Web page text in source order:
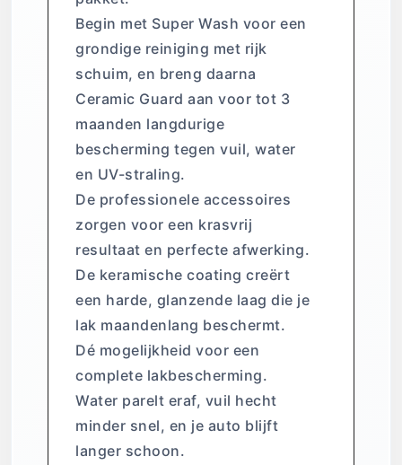
Begin met Super Wash voor een
grondige reiniging met rijk
schuim, en breng daarna
Ceramic Guard aan voor tot 3
maanden langdurige
bescherming tegen vuil, water
en UV-straling.
De professionele accessoires
zorgen voor een krasvrij
resultaat en perfecte afwerking.
De keramische coating creërt
een harde, glanzende laag die je
lak maandenlang beschermt.
Dé mogelijkheid voor een
complete lakbescherming.
Water parelt eraf, vuil hecht
minder snel, en je auto blijft
langer schoon.